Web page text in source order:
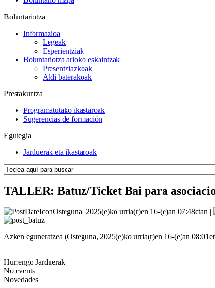
Boluntariotza
Informazioa
Legeak
Esperientziak
Boluntariotza arloko eskaintzak
Presentziazkoak
Aldi baterakoak
Prestakuntza
Programatutako ikastaroak
Sugerencias de formación
Egutegia
Jarduerak eta ikastaroak
TALLER: Batuz/Ticket Bai para
Osteguna, 2025(e)ko urria(r)en 16-(e)an 07:48etan |
Azken eguneratzea (Osteguna, 2025(e)ko urria(r)en 16-(e)an
Hurrengo Jarduerak
No events
Novedades